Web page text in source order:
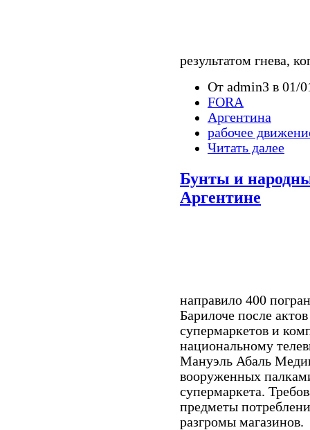
результатом гнева,
От admin3 в 01/
FORA
Аргентина
рабочее
Читать далее
Бунты и
Аргентине
направило 400
Барилоче после
супермаркетов и
национальному
Мануэль Абаль
вооруженных
супермаркета.
предметы
разгромы магазинов.